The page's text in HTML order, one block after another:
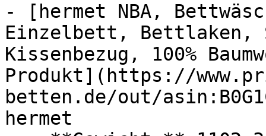
- [hermet NBA,
Einzelbett, Bettlaken,
Kissenbezug, 100%
Produkt](https://
betten.de/out/
hermet